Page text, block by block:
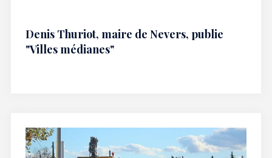
Denis Thuriot, maire de Nevers, publie
"Villes médianes"